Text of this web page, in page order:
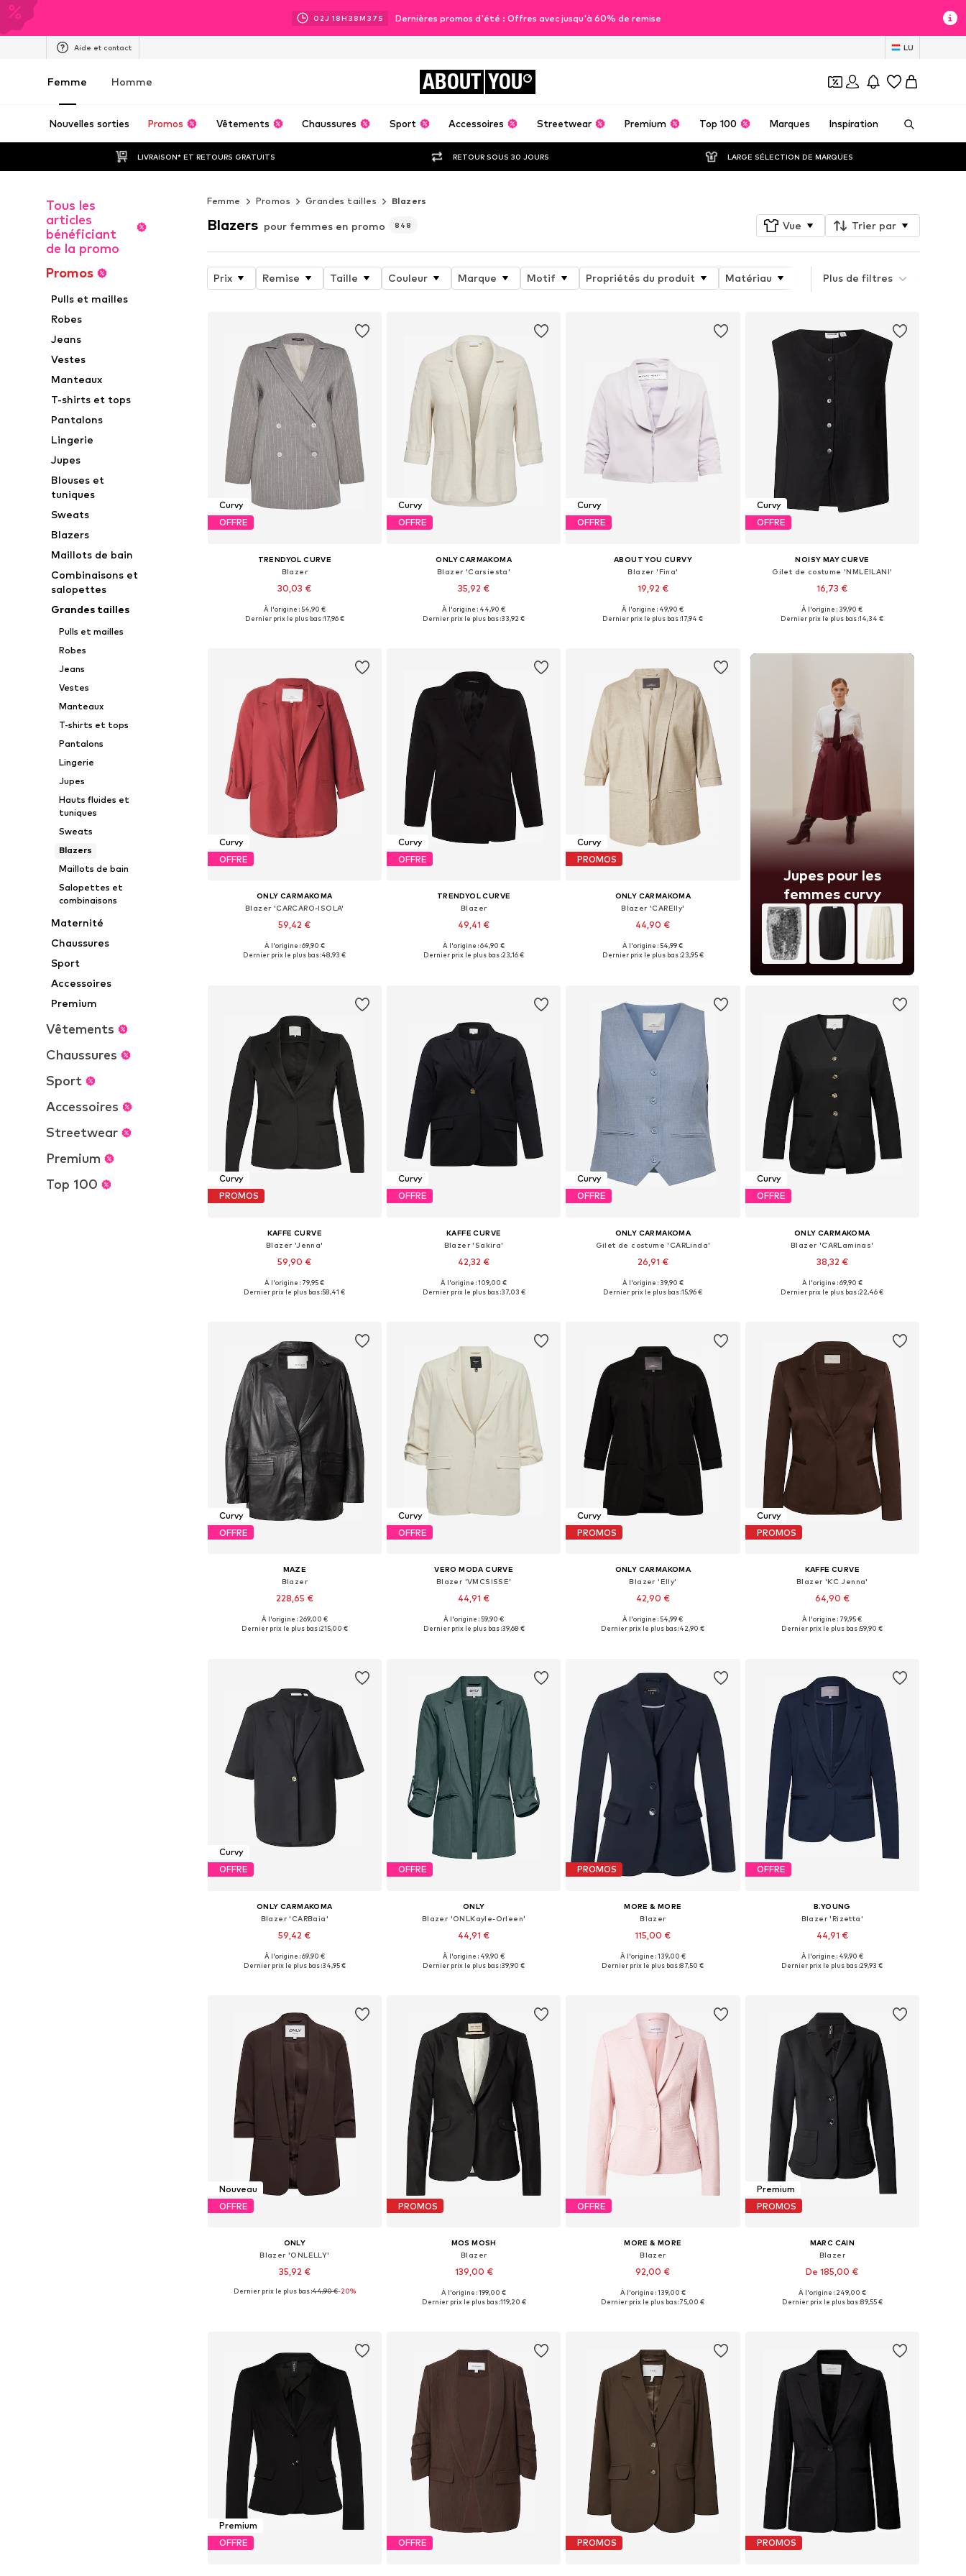
02J 18H 38M 35 S Dernières promos d'été : Offres avec jusqu'à 60% de remise
Aide et contact LU
Femme Homme ABOUT YOU
Nouvelles sorties Promos Vêtements Chaussures Sport Accessoires Streetwear Premium Top 100 Marques Inspiration
LIVRAISON* ET RETOURS GRATUITS RETOUR SOUS 30 JOURS LARGE SÉLECTION DE MARQUES
Tous les
articles
bénéficiant
de la promo
Promos
Pulls et mailles
Robes
Jeans
Vestes
Manteaux
T-shirts et tops
Pantalons
Lingerie
Jupes
Blouses et
tuniques
Sweats
Blazers
Maillots de bain
Combinaisons et
salopettes
Grandes tailles
Pulls et mailles
Robes
Jeans
Vestes
Manteaux
T-shirts et tops
Pantalons
Lingerie
Jupes
Hauts fluides et
tuniques
Sweats
Blazers
Maillots de bain
Salopettes et
combinaisons
Maternité
Chaussures
Sport
Accessoires
Premium
Vêtements
Chaussures
Sport
Accessoires
Streetwear
Premium
Top 100
Femme Promos Grandes tailles Blazers
Blazers pour femmes en promo 848 Vue Trier par
Prix Remise Taille Couleur Marque Motif Propriétés du produit Matériau Longueur Longueur des
Plus de filtres
Curvy
OFFRE
TRENDYOL CURVE
Blazer
30,03 €
Tailles disponibles: 44, 46, 48, 52, 54
À l'origine : 54,90 €
Dernier prix le plus bas :17,96 €
Curvy
OFFRE
ONLY CARMAKOMA
Blazer 'Carsiesta'
35,92 €
Tailles disponibles: 42, 46, 48, 50, 52, 54
À l'origine : 44,90 €
Dernier prix le plus bas :33,92 €
Curvy
OFFRE
ABOUT YOU CURVY
Blazer 'Fina'
19,92 €
Tailles disponibles: 46, 48, 50, 52
À l'origine : 49,90 €
Dernier prix le plus bas :17,94 €
Curvy
OFFRE
NOISY MAY CURVE
Gilet de costume 'NMLEILANI'
16,73 €
Tailles disponibles: 46
À l'origine : 39,90 €
Dernier prix le plus bas :14,34 €
Curvy
OFFRE
ONLY CARMAKOMA
Blazer 'CARCARO-ISOLA'
59,42 €
Disponible en plusieurs tailles
À l'origine : 69,90 €
Dernier prix le plus bas :48,93 €
Curvy
OFFRE
TRENDYOL CURVE
Blazer
49,41 €
Tailles disponibles: 42, 44, 46, 48, 52, 54
À l'origine : 64,90 €
Dernier prix le plus bas :23,16 €
Curvy
PROMOS
ONLY CARMAKOMA
Blazer 'CARElly'
44,90 €
Disponible en plusieurs tailles
À l'origine : 54,99 €
Dernier prix le plus bas :23,95 €
Jupes pour les
femmes curvy
Curvy
PROMOS
KAFFE CURVE
Blazer 'Jenna'
59,90 €
Tailles disponibles: 44, 46-48, 50-52, 54
À l'origine : 79,95 €
Dernier prix le plus bas :58,41 €
Curvy
OFFRE
KAFFE CURVE
Blazer 'Sakira'
42,32 €
Tailles disponibles: 44, 46, 48, 50, 52, 54
À l'origine : 109,00 €
Dernier prix le plus bas :37,03 €
Curvy
OFFRE
ONLY CARMAKOMA
Gilet de costume 'CARLinda'
26,91 €
Tailles disponibles: 42, 44, 46, 48
À l'origine : 39,90 €
Dernier prix le plus bas :15,96 €
Curvy
OFFRE
ONLY CARMAKOMA
Blazer 'CARLaminas'
38,32 €
Tailles disponibles: 42, 44, 46, 48
À l'origine : 69,90 €
Dernier prix le plus bas :22,46 €
Curvy
OFFRE
MAZE
Blazer
228,65 €
Tailles disponibles: 42, 44, 46, 48, 52
À l'origine : 269,00 €
Dernier prix le plus bas :215,00 €
Curvy
OFFRE
VERO MODA CURVE
Blazer 'VMCSISSE'
44,91 €
Tailles disponibles: 46, 52
À l'origine : 59,90 €
Dernier prix le plus bas :39,68 €
Curvy
PROMOS
ONLY CARMAKOMA
Blazer 'Elly'
42,90 €
Tailles disponibles: 42, 44, 46, 48, 50
À l'origine : 54,99 €
Dernier prix le plus bas :42,90 €
Curvy
PROMOS
KAFFE CURVE
Blazer 'KC Jenna'
64,90 €
Tailles disponibles: 42-44, 46-48, 50-52
À l'origine : 79,95 €
Dernier prix le plus bas :59,90 €
Curvy
OFFRE
ONLY CARMAKOMA
Blazer 'CARBaia'
59,42 €
Tailles disponibles: 42, 44, 46, 48
À l'origine : 69,90 €
Dernier prix le plus bas :34,95 €
OFFRE
ONLY
Blazer 'ONLKayle-Orleen'
44,91 €
+3
Disponible en plusieurs tailles
À l'origine : 49,90 €
Dernier prix le plus bas :39,90 €
PROMOS
MORE & MORE
Blazer
115,00 €
Disponible en plusieurs tailles
À l'origine : 139,00 €
Dernier prix le plus bas :87,50 €
OFFRE
B.YOUNG
Blazer 'Rizetta'
44,91 €
Disponible en plusieurs tailles
À l'origine : 49,90 €
Dernier prix le plus bas :29,93 €
Nouveau
OFFRE
ONLY
Blazer 'ONLELLY'
35,92 €
+6
Disponible en plusieurs tailles
Dernier prix le plus bas :44,90 €-20%
PROMOS
MOS MOSH
Blazer
139,00 €
Disponible en plusieurs tailles
À l'origine : 199,00 €
Dernier prix le plus bas :119,20 €
OFFRE
MORE & MORE
Blazer
92,00 €
Disponible en plusieurs tailles
À l'origine : 139,00 €
Dernier prix le plus bas :75,00 €
Premium
PROMOS
MARC CAIN
Blazer
De 185,00 €
Tailles disponibles: 34, 36, 38, 46
À l'origine : 249,00 €
Dernier prix le plus bas :89,55 €
Premium
OFFRE
OFFRE PROMOS PROMOS